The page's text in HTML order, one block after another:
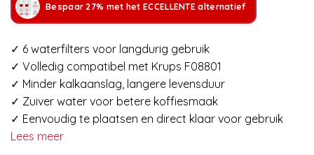
Bespaar 27% met het ECCELLENTE alternatief
✓ 6 waterfilters voor langdurig gebruik
✓ Volledig compatibel met Krups F08801
✓ Minder kalkaanslag, langere levensduur
✓ Zuiver water voor betere koffiesmaak
✓ Eenvoudig te plaatsen en direct klaar voor gebruik
Lees meer